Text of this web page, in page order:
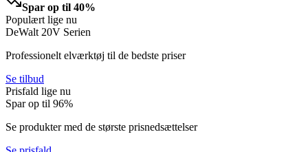
Spar op til 40%
Populært lige nu
DeWalt 20V Serien
Professionelt elværktøj til de bedste priser
Se tilbud
Prisfald lige nu
Spar op til 96%
Se produkter med de største prisnedsættelser